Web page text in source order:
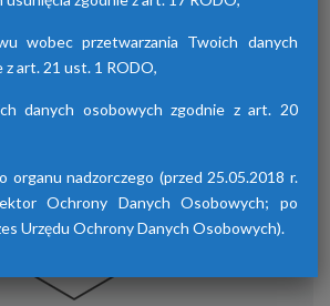
wobec przetwarzania Twoich danych
art. 21 ust. 1 RODO,
danych osobowych zgodnie z art. 20
organu nadzorczego (przed 25.05.2018 r.
Ochrony Danych Osobowych; po
Urzędu Ochrony Danych Osobowych).